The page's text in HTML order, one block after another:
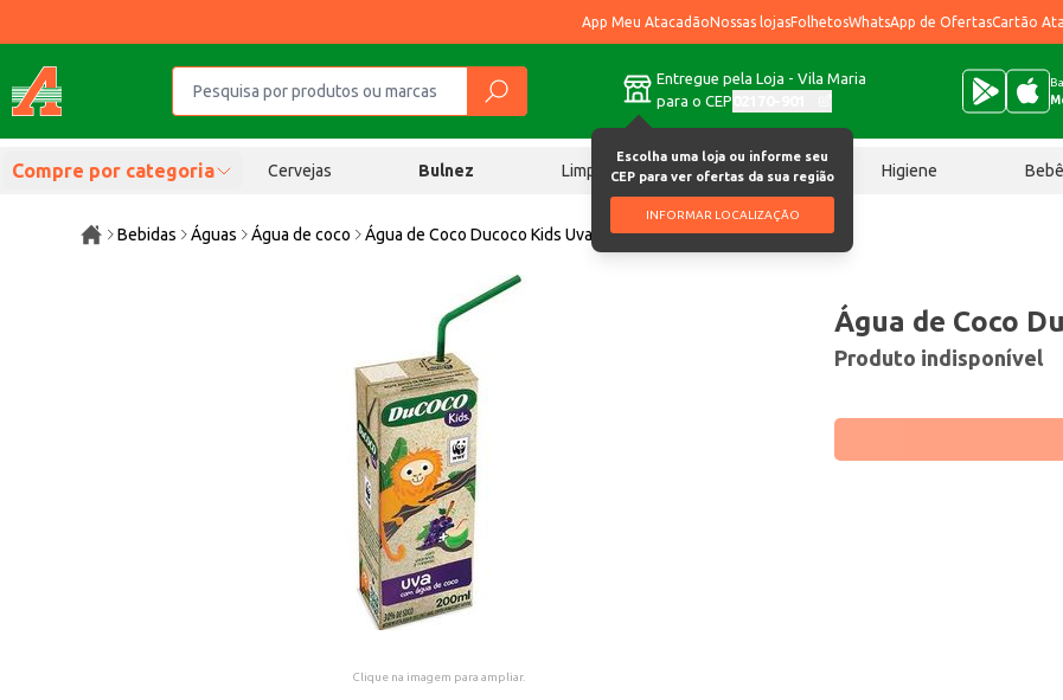
App Meu AtacadãoNossas lojasFolhetosWhatsApp de OfertasCartão
Entregue pela Loja - Vila Maria
para o CEP
Escolha uma loja ou informe seu
CEP para ver ofertas da sua região
INFORMAR LOCALIZAÇÃO
Compre por categoria Cervejas Bulnez Limpeza Chocolates Higiene
Bebidas Águas Água de coco Água de Coco Ducoco Kids Uva 200ml
Clique na imagem para ampliar.
Água de Coco
Produto indisponível